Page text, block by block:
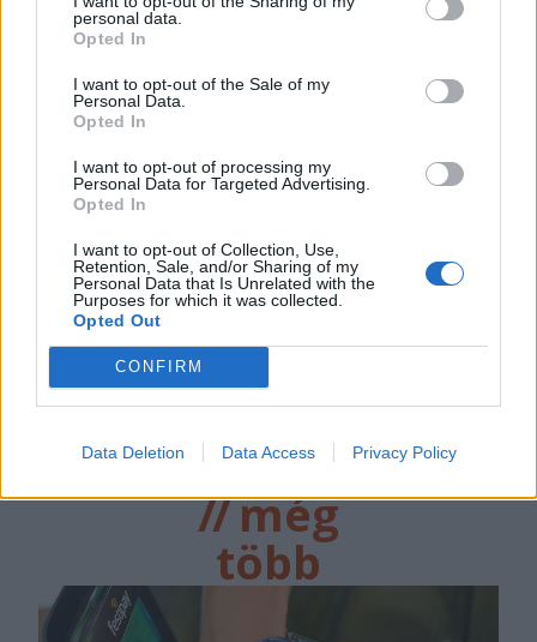
personal data.
Opted In
I want to opt-out of the Sale of my
Personal Data.
Opted In
I want to opt-out of processing my
Personal Data for Targeted Advertising.
Opted In
I want to opt-out of Collection, Use,
Retention, Sale, and/or Sharing of my
Personal Data that Is Unrelated with the
Purposes for which it was collected.
Opted Out
CONFIRM
Data Deletion Data Access Privacy Policy
elmarad a
sepsiszentgyörgyi
koncertje
Életveszélyes fenyegetést kapott
Majka, ezért elmarad a
sepsiszentgyörgyi koncertje. Az előadó
közösségi oldalán azt írta,
ismeretlenek azt is tudják, hol
szállnának meg, kik biztosítanák a
rendezvényt és milyen útvonalon
közlekednének Erdélyben.
//még
több
főtér.ro